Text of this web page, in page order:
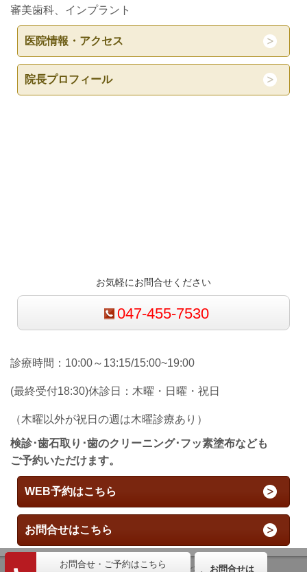
お問合せは
審美歯科、インプラント
医院情報・アクセス
院長プロフィール
お気軽にお問合せください
047-455-7530
診療時間：10:00～13:15/15:00~19:00
(最終受付18:30)休診日：木曜・日曜・祝日
（木曜以外が祝日の週は木曜診療あり）
検診･歯石取り･歯のクリーニング･フッ素塗布なども
ご予約いただけます。
WEB予約はこちら
お問合せはこちら
(c) ほほえみ会スマイルデンタルクリニック